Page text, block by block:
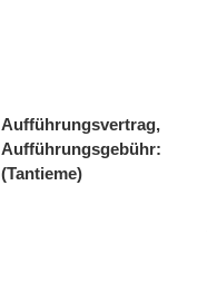
Aufführungsvertrag,
Aufführungsgebühr:
(Tantieme)